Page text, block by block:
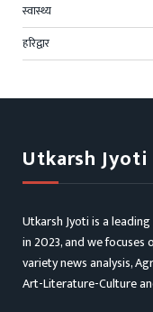
स्वास्थ्य
हरिद्वार
Utkarsh Jyoti
Utkarsh Jyoti is a
in 2023, and we
variety news analysis,
Art-Literature-Culture